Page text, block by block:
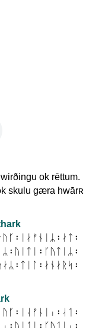
ok rēttum.
skulu gæra hwārʀ